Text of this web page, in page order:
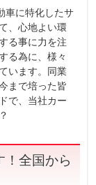
車に特化したサ
、心地よい環
る事に力を注
る為に、様々
います。同業
まで培った皆
で、当社カー
！全国から